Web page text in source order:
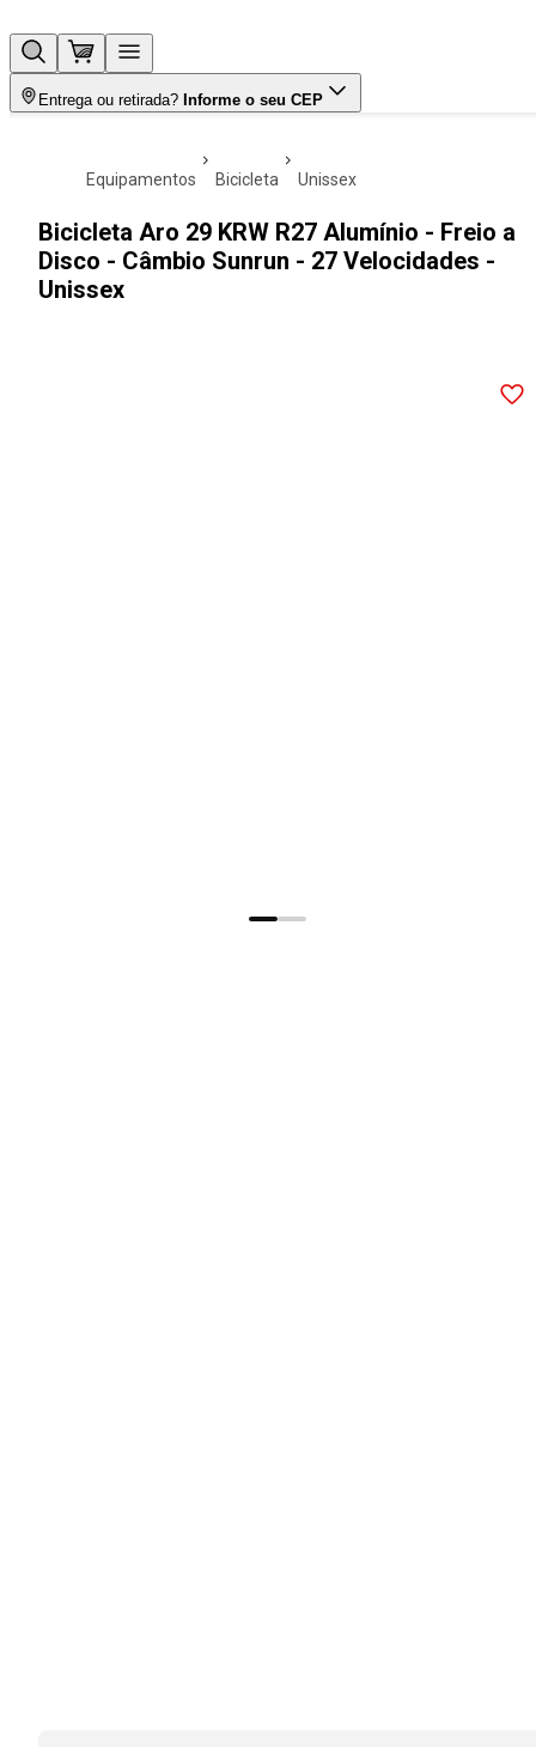
Entrega ou retirada? Informe o seu CEP
equipamentos bicicleta unissex
Bicicleta Aro 29 KRW R27 Alumínio - Freio a
Disco - Câmbio Sunrun - 27 Velocidades -
Unissex